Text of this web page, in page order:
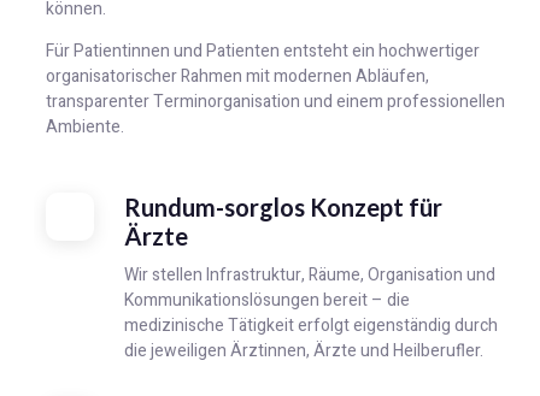
können.
Für Patientinnen und Patienten entsteht ein hochwertiger
organisatorischer Rahmen mit modernen Abläufen,
transparenter Terminorganisation und einem professionellen
Ambiente.
Rundum-sorglos Konzept für
Ärzte
Wir stellen Infrastruktur, Räume, Organisation und
Kommunikationslösungen bereit – die
medizinische Tätigkeit erfolgt eigenständig durch
die jeweiligen Ärztinnen, Ärzte und Heilberufler.